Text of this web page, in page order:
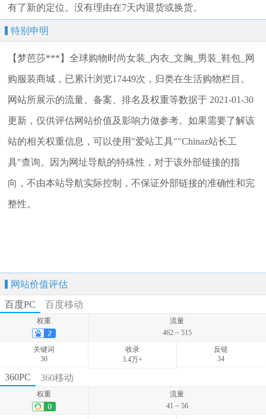
有了新的定位。没有理由在7天内退货或换货。
特别申明
【梦芭莎***】全球购物时尚女装_内衣_文胸_男装_鞋包_网
购服装商城，已累计浏览17449次，归类在生活购物栏目。
网站所展示的流量、备案、排名及权重等数据于 2021-01-30
更新，仅供评估网站价值及影响力做参考。如果需要了解该
站的相关权重信息，可以使用"爱站工具""Chinaz站长工
具"查询。因为网址导航的特殊性，对于该外部链接的指
向，不由本站导航实际控制，不保证外部链接的准确性和完
整性。
网站价值评估
百度PC
百度移动
权重
流量
462 ~ 515
关键词
30
收录
3.4万+
反链
34
权重
关键词
32
360PC 360移动
权重
流量
41 ~ 56